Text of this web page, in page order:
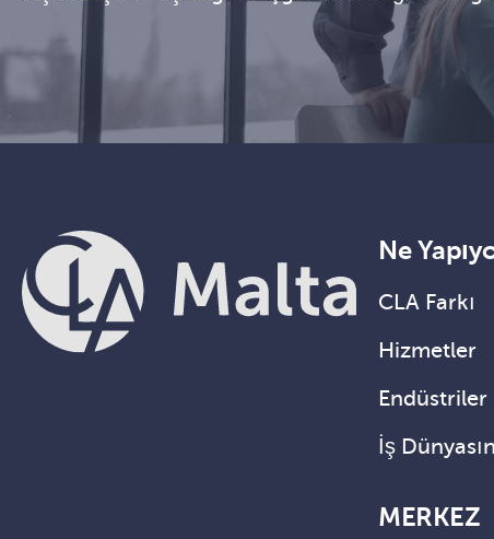
Ne
CLA Farkı
Hizmetler
Endüstriler
İş
MERKEZ